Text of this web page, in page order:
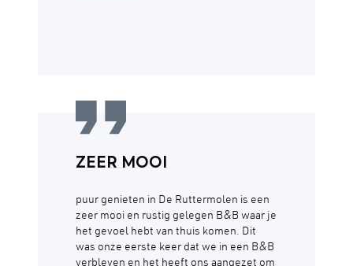
ZEER MOOI
puur genieten in De Ruttermolen is een
zeer mooi en rustig gelegen B&B waar je
het gevoel hebt van thuis komen. Dit
was onze eerste keer dat we in een B&B
verbleven en het heeft ons aangezet om